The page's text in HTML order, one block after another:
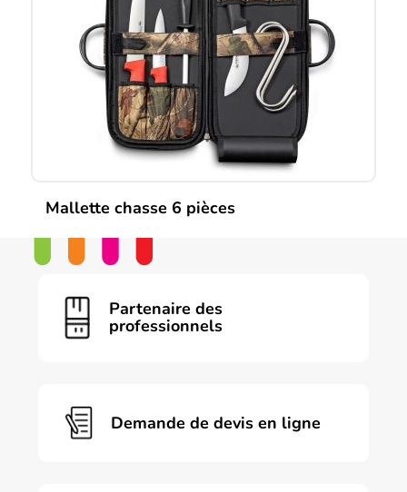
Mallette chasse 6 pièces
Partenaire des
professionnels
Demande de devis en ligne